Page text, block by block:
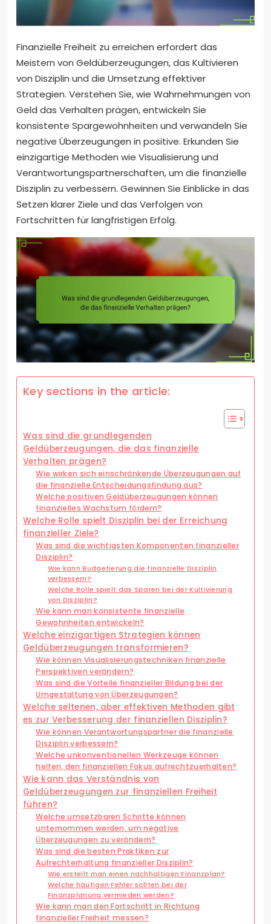
Finanzielle Freiheit zu erreichen erfordert das
Meistern von Geldüberzeugungen, das Kultivieren
von Disziplin und die Umsetzung effektiver
Strategien. Verstehen Sie, wie Wahrnehmungen von
Geld das Verhalten prägen, entwickeln Sie
konsistente Spargewohnheiten und verwandeln Sie
negative Überzeugungen in positive. Erkunden Sie
einzigartige Methoden wie Visualisierung und
Verantwortungspartnerschaften, um die finanzielle
Disziplin zu verbessern. Gewinnen Sie Einblicke in das
Setzen klarer Ziele und das Verfolgen von
Fortschritten für langfristigen Erfolg.
Key sections in the article:
Was sind die grundlegenden
Geldüberzeugungen, die das finanzielle
Verhalten prägen?
Wie wirken sich einschränkende Überzeugungen auf
die finanzielle Entscheidungsfindung aus?
Welche positiven Geldüberzeugungen können
finanzielles Wachstum fördern?
Welche Rolle spielt Disziplin bei der Erreichung
finanzieller Ziele?
Was sind die wichtigsten Komponenten finanzieller
Disziplin?
Wie kann Budgetierung die finanzielle Disziplin
verbessern?
Welche Rolle spielt das Sparen bei der Kultivierung
von Disziplin?
Wie kann man konsistente finanzielle
Gewohnheiten entwickeln?
Welche einzigartigen Strategien können
Geldüberzeugungen transformieren?
Wie können Visualisierungstechniken finanzielle
Perspektiven verändern?
Was sind die Vorteile finanzieller Bildung bei der
Umgestaltung von Überzeugungen?
Welche seltenen, aber effektiven Methoden gibt
es zur Verbesserung der finanziellen Disziplin?
Wie können Verantwortungspartner die finanzielle
Disziplin verbessern?
Welche unkonventionellen Werkzeuge können
helfen, den finanziellen Fokus aufrechtzuerhalten?
Wie kann das Verständnis von
Geldüberzeugungen zur finanziellen Freiheit
führen?
Welche umsetzbaren Schritte können
unternommen werden, um negative
Überzeugungen zu verändern?
Was sind die besten Praktiken zur
Aufrechterhaltung finanzieller Disziplin?
Wie erstellt man einen nachhaltigen Finanzplan?
Welche häufigen Fehler sollten bei der
Finanzplanung vermieden werden?
Wie kann man den Fortschritt in Richtung
finanzieller Freiheit messen?